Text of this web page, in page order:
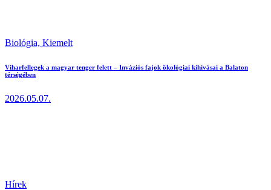
Biológia, Kiemelt
Viharfellegek a magyar tenger felett – Inváziós fajok ökológiai kihívásai a Balaton
térségében
2026.05.07.
Hírek